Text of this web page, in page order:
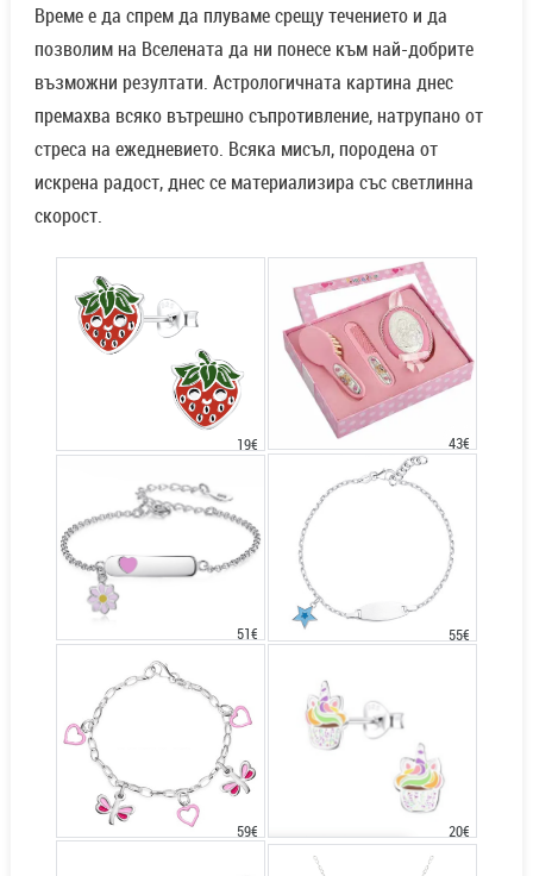
Време е да спрем да плуваме срещу течението и да
позволим на Вселената да ни понесе към най-добрите
възможни резултати. Астрологичната картина днес
премахва всяко вътрешно съпротивление, натрупано от
стреса на ежедневието. Всяка мисъл, породена от
искрена радост, днес се материализира със светлинна
скорост.
19€ 43€
51€ 55€
59€ 20€